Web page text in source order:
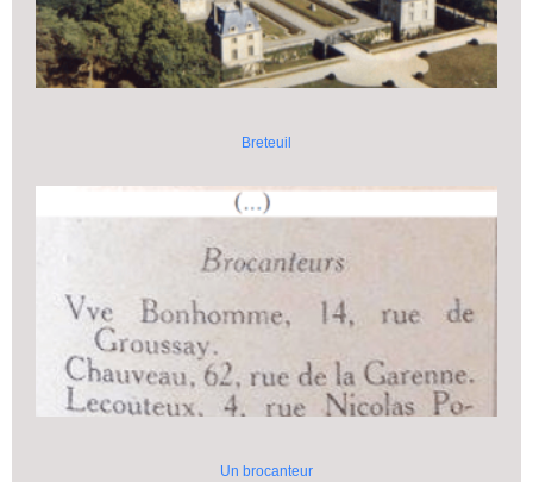
Breteuil
Un brocanteur